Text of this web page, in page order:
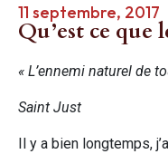
11 septembre, 2017
Qu’est ce que
« L’ennemi naturel de
Saint Just
Il y a bien longtemps,